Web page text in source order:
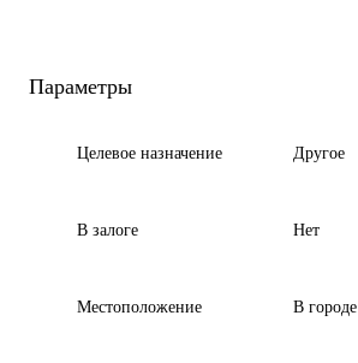
Параметры
Целевое назначение Другое
В залоге Нет
Местоположение В городе